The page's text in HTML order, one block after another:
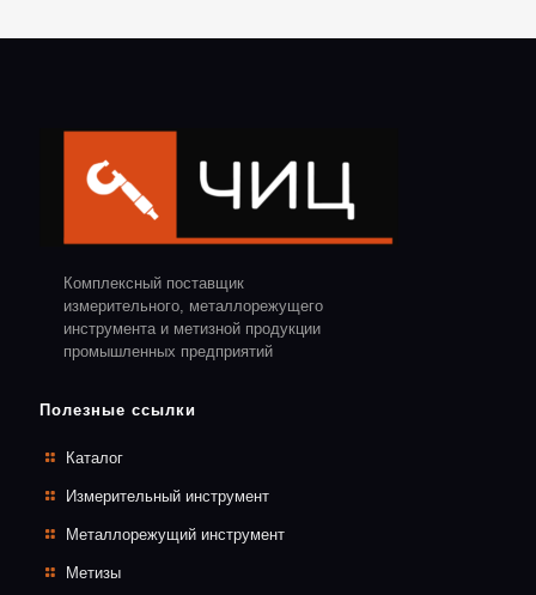
Комплексный поставщик
измерительного, металлорежущего
инструмента и метизной продукции
промышленных предприятий
Полезные ссылки
Каталог
Измерительный инструмент
Металлорежущий инструмент
Метизы